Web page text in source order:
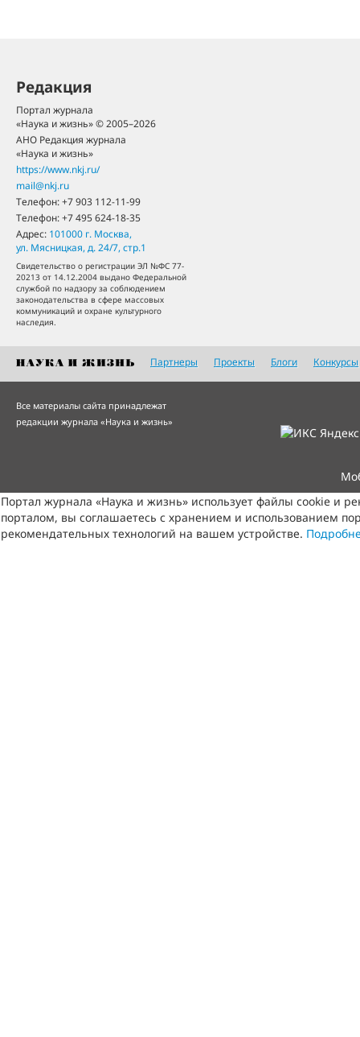
Редакция
Портал журнала
«Наука и жизнь» © 2005–2026
АНО Редакция журнала
«Наука и жизнь»
https://www.nkj.ru/
mail@nkj.ru
Телефон:+7 903 112-11-99
Телефон:+7 495 624-18-35
Адрес: 101000 г. Москва,
ул. Мясницкая, д. 24/7, стр.1
Свидетельство о регистрации ЭЛ №ФС 77-
20213 от 14.12.2004 выдано Федеральной
службой по надзору за соблюдением
законодательства в сфере массовых
коммуникаций и охране культурного
наследия.
Партнеры Проекты Блоги Конкурсы
Все материалы сайта принадлежат
редакции журнала «Наука и жизнь»
Портал журнала «Наука и жизнь» использует файлы cookie и
порталом, вы соглашаетесь с хранением и использованием
рекомендательных технологий на вашем устройстве.